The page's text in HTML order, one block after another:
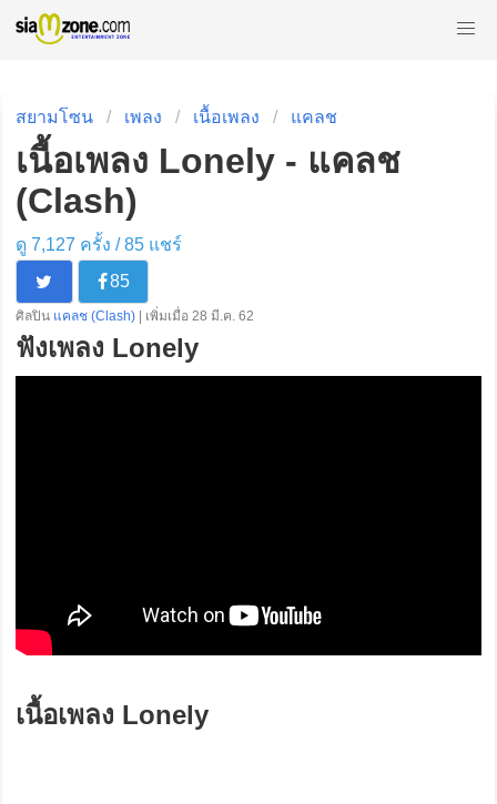
สยามโซน เพลง เนื้อเพลง แคลช
เนื้อเพลง Lonely - แคลช
(Clash)
ดู 7,127 ครั้ง /85แชร์
85
ศิลปิน แคลช (Clash) | เพิ่มเมื่อ 28 มี.ค. 62
ฟังเพลง Lonely
เนื้อเพลง Lonely